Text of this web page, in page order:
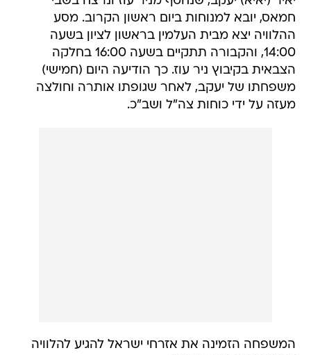
חמאס, יובא למנוחות ביום ראשון הקרוב. מסע
ההלוויה יצא מבית העלמין בראשון לציון בשעה
14:00, והקבורה תתקיים בשעה 16:00 בחלקה
הצבאית בקיבוץ ניר עוז. כך הודיעה היום (חמישי)
משפחתו של יעקב, לאחר שגופתו אותרה וחולצה
מעזה על ידי כוחות צה"ל ושב"כ.
המשפחה הזמינה את אזרחי ישראל להגיע להלוויה